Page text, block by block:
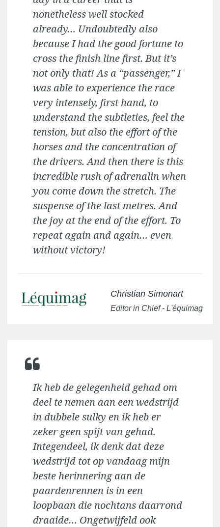
nonetheless well stocked
already… Undoubtedly also
because I had the good fortune to
cross the finish line first. But it’s
not only that! As a “passenger,” I
was able to experience the race
very intensely, first hand, to
understand the subtleties, feel the
tension, but also the effort of the
horses and the concentration of
the drivers. And then there is this
incredible rush of adrenalin when
you come down the stretch. The
suspense of the last metres. And
the joy at the end of the effort. To
repeat again and again… even
without victory!
Christian Simonart
Editor in Chief - L'équimag
Ik heb de gelegenheid gehad om
deel te nemen aan een wedstrijd
in dubbele sulky en ik heb er
zeker geen spijt van gehad.
Integendeel, ik denk dat deze
wedstrijd tot op vandaag mijn
beste herinnering aan de
paardenrennen is in een
loopbaan die nochtans daarrond
draaide… Ongetwijfeld ook